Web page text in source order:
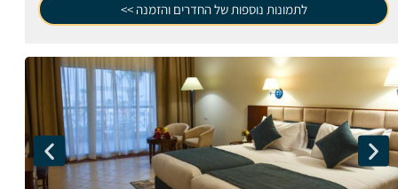
לתמונות נוספות של החדרים והזמנה >>